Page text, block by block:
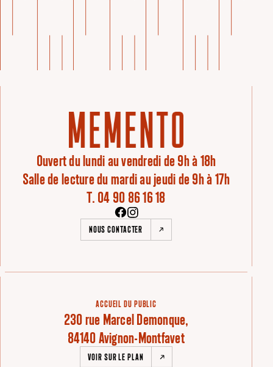
Ouvert du lundi au vendredi de 9h à 18h
Salle de lecture du mardi au jeudi de 9h à 17h
T. 04 90 86 16 18
NOUS CONTACTER
ACCUEIL DU PUBLIC
230 rue Marcel Demonque,
84140 Avignon-Montfavet
VOIR SUR LE PLAN